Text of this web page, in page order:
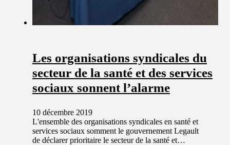
Les organisations syndicales du
secteur de la santé et des services
sociaux sonnent l’alarme
10 décembre 2019
L'ensemble des organisations syndicales en santé et
services sociaux somment le gouvernement Legault
de déclarer prioritaire le secteur de la santé et…